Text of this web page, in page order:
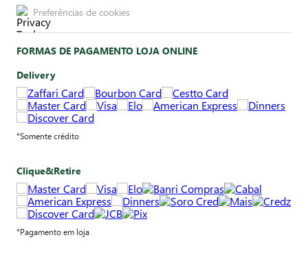
Preferências de cookies
FORMAS DE PAGAMENTO LOJA ONLINE
Delivery
*Somente crédito
Clique&Retire
*Pagamento em loja